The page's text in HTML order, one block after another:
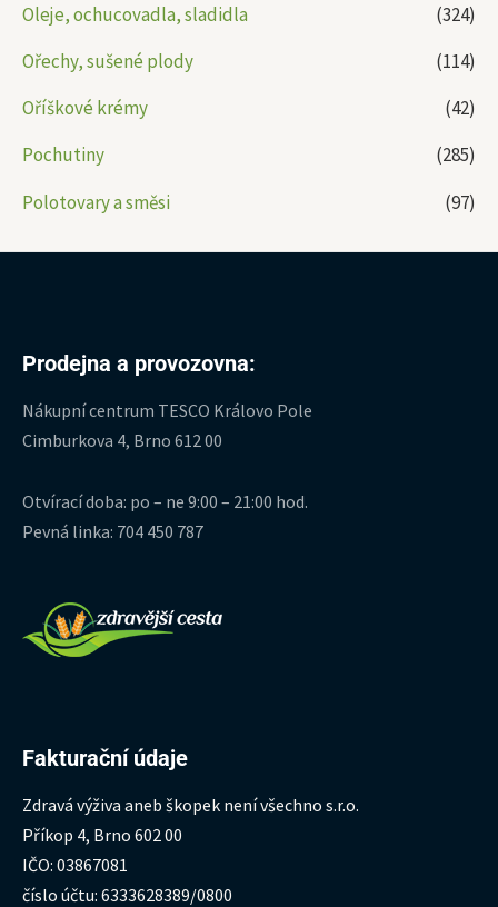
Oleje, ochucovadla, sladidla
(324)
Ořechy, sušené plody
(114)
Oříškové krémy
(42)
Pochutiny
(285)
Polotovary a směsi
(97)
Prodejna a provozovna:
Nákupní centrum TESCO Královo Pole
Cimburkova 4, Brno 612 00
Otvírací doba: po – ne 9:00 – 21:00 hod.
Pevná linka: 704 450 787
Fakturační údaje
Zdravá výživa aneb škopek není všechno s.r.o.
Příkop 4, Brno 602 00
IČO: 03867081
číslo účtu: 6333628389/0800